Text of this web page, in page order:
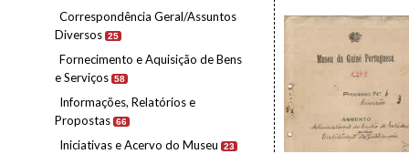
Correspondência Geral/Assuntos
Diversos 25
Fornecimento e Aquisição de Bens
e Serviços 58
Informações, Relatórios e
Propostas 66
Iniciativas e Acervo do Museu 23